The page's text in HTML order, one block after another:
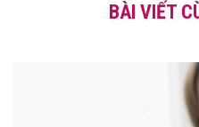
BÀI VIẾT